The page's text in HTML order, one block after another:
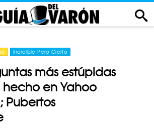
Increíble Pero Cierto
más estúpidas
en Yahoo
Pubertos